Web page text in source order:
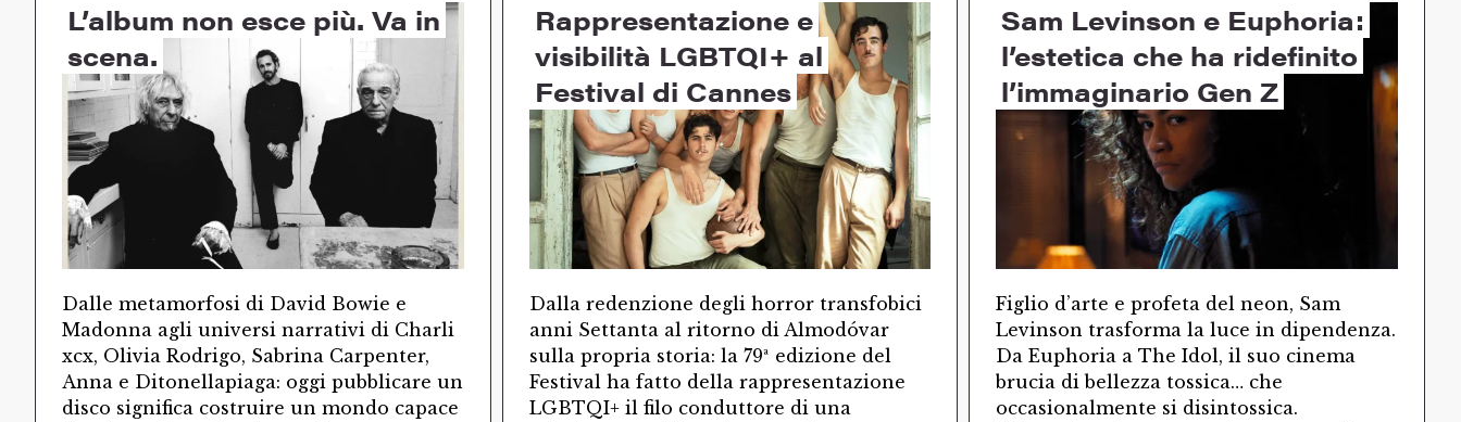
L’album non esce più. Va in
scena.
Dalle metamorfosi di David Bowie e
Madonna agli universi narrativi di Charli
xcx, Olivia Rodrigo, Sabrina Carpenter,
Anna e Ditonellapiaga: oggi pubblicare un
disco significa costruire un mondo capace
Rappresentazione e
visibilità LGBTQI+ al
Festival di Cannes
Dalla redenzione degli horror transfobici
anni Settanta al ritorno di Almodóvar
sulla propria storia: la 79ª edizione del
Festival ha fatto della rappresentazione
LGBTQI+ il filo conduttore di una
Sam Levinson e Euphoria:
l’estetica che ha ridefinito
l’immaginario Gen Z
Figlio d’arte e profeta del neon, Sam
Levinson trasforma la luce in dipendenza.
Da Euphoria a The Idol, il suo cinema
brucia di bellezza tossica… che
occasionalmente si disintossica.